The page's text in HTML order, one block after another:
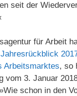
seit der
für Arbeit
Jahresrückblick
Arbeitsmarktes, so
vom 3. Januar
schon in den